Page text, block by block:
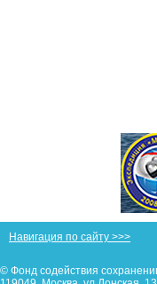
Навигация по сайту >>>
© Фонд содействия